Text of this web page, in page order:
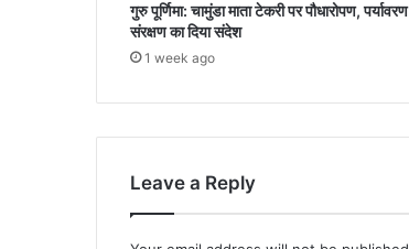
गुरु पूर्णिमा: चामुंडा माता टेकरी पर पौधारोपण, पर्यावरण
संरक्षण का दिया संदेश
1 week ago
Leave a Reply